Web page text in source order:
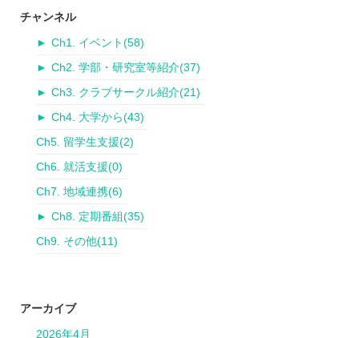
チャンネル
► Ch1. イベント(58)
► Ch2. 学部・研究室等紹介(37)
► Ch3. クラブサークル紹介(21)
► Ch4. 大学から(43)
Ch5. 留学生支援(2)
Ch6. 就活支援(0)
Ch7. 地域連携(6)
► Ch8. 定期番組(35)
Ch9. その他(11)
アーカイブ
2026年4月